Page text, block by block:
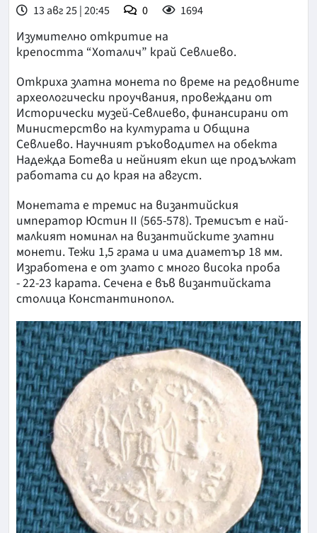
13 авг 25 | 20:45 0 1694
Изумително откритие на
крепостта “Хоталич” край Севлиево.
Откриха златна монета по време на редовните
археологически проучвания, провеждани от
Исторически музей-Севлиево, финансирани от
Министерство на културата и Община
Севлиево. Научният ръководител на обекта
Надежда Ботева и нейният екип ще продължат
работата си до края на август.
Монетата е тремис на византийския
император Юстин II (565-578). Тремисът е най-
малкият номинал на византийските златни
монети. Тежи 1,5 грама и има диаметър 18 мм.
Изработена е от злато с много висока проба
- 22-23 карата. Сечена е във византийската
столица Константинопол.